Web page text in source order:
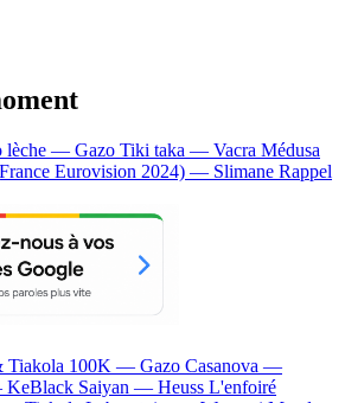
lèche — Gazo Tiki taka — Vacra Médusa
Eurovision 2024) — Slimane Rappel
Tiakola 100K — Gazo Casanova —
KeBlack Saiyan — Heuss L'enfoiré